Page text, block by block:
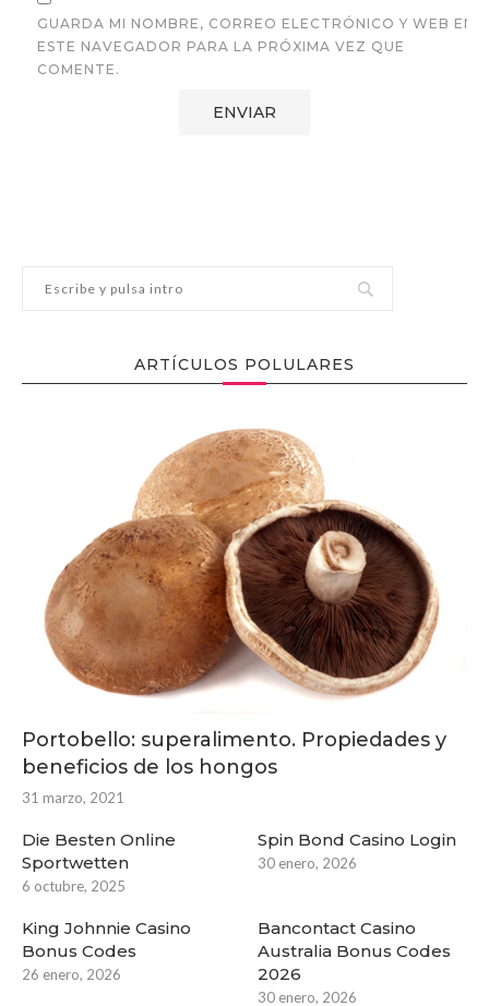
GUARDA MI NOMBRE, CORREO ELECTRÓNICO Y WEB EN
ESTE NAVEGADOR PARA LA PRÓXIMA VEZ QUE
COMENTE.
ARTÍCULOS POLULARES
Portobello: superalimento. Propiedades y
beneficios de los hongos
31 marzo, 2021
Die Besten Online
Sportwetten
6 octubre, 2025
Spin Bond Casino Login
30 enero, 2026
King Johnnie Casino
Bonus Codes
26 enero, 2026
Bancontact Casino
Australia Bonus Codes
2026
30 enero, 2026